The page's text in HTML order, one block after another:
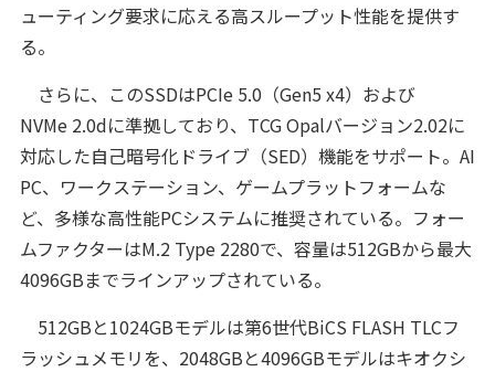
ューティング要求に応える高スループット性能を提供す
る。
さらに、このSSDはPCIe 5.0（Gen5 x4）および
NVMe 2.0dに準拠しており、TCG Opalバージョン2.02に
対応した自己暗号化ドライブ（SED）機能をサポート。AI
PC、ワークステーション、ゲームプラットフォームな
ど、多様な高性能PCシステムに推奨されている。フォー
ムファクターはM.2 Type 2280で、容量は512GBから最大
4096GBまでラインアップされている。
512GBと1024GBモデルは第6世代BiCS FLASH TLCフ
ラッシュメモリを、2048GBと4096GBモデルはキオクシ